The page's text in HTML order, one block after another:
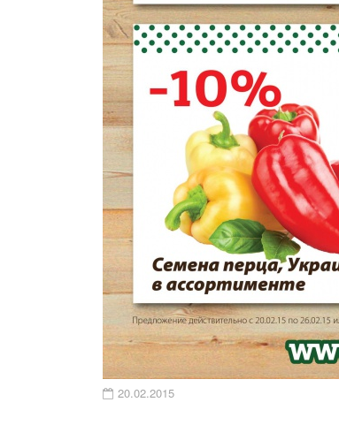
20.02.2015